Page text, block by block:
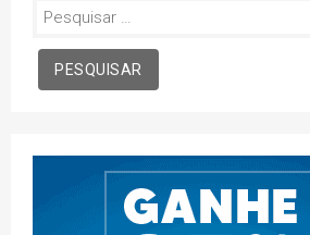
Pesquisar